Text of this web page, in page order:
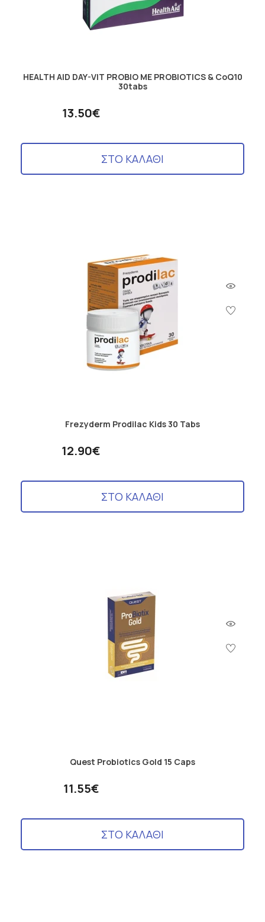
HEALTH AID DAY-VIT PROBIO ΜΕ PROBIOTICS & CoQ10
30tabs
13.50€
ΣΤΟ ΚΑΛΑΘΙ
Frezyderm Prodilac Kids 30 Tabs
12.90€
ΣΤΟ ΚΑΛΑΘΙ
Quest Probiotics Gold 15 Caps
11.55€
ΣΤΟ ΚΑΛΑΘΙ